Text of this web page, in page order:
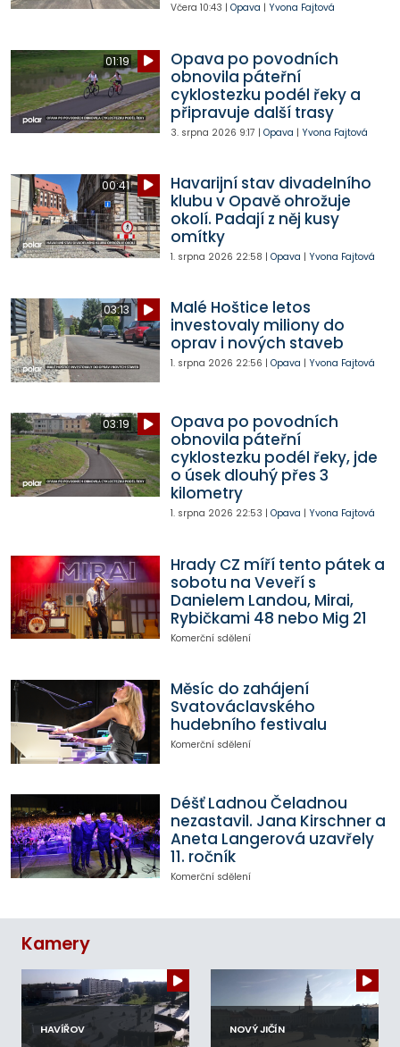
Včera 10:43 | Opava | Yvona Fajtová
01:19
Opava po povodních
obnovila páteřní
cyklostezku podél řeky a
připravuje další trasy
3. srpna 2026 9:17 | Opava | Yvona Fajtová
00:41
Havarijní stav divadelního
klubu v Opavě ohrožuje
okolí. Padají z něj kusy
omítky
1. srpna 2026 22:58 | Opava | Yvona Fajtová
03:13
Malé Hoštice letos
investovaly miliony do
oprav i nových staveb
1. srpna 2026 22:56 | Opava | Yvona Fajtová
03:19
Opava po povodních
obnovila páteřní
cyklostezku podél řeky, jde
o úsek dlouhý přes 3
kilometry
1. srpna 2026 22:53 | Opava | Yvona Fajtová
Hrady CZ míří tento pátek a
sobotu na Veveří s
Danielem Landou, Mirai,
Rybičkami 48 nebo Mig 21
Komerční sdělení
Měsíc do zahájení
Svatováclavského
hudebního festivalu
Komerční sdělení
Déšť Ladnou Čeladnou
nezastavil. Jana Kirschner a
Aneta Langerová uzavřely
11. ročník
Komerční sdělení
Kamery
HAVÍŘOV NOVÝ JIČÍN